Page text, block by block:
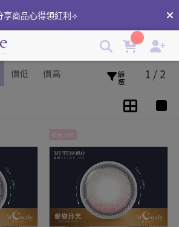
鏡美瞳店
享商品心得領紅利⟢
價低 價高 篩選 1 / 2